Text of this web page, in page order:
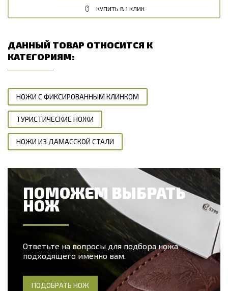
КУПИТЬ В 1 КЛИК
ДАННЫЙ ТОВАР ОТНОСИТСЯ К
КАТЕГОРИЯМ:
НОЖИ С ФИКСИРОВАННЫМ КЛИНКОМ
ТУРИСТИЧЕСКИЕ НОЖИ
НОЖИ ИЗ ДАМАССКОЙ СТАЛИ
ПОМОЖЕМ ВЫБРАТЬ
НОЖ
Ответьте на вопросы для подбора ножа
подходящего именно вам.
ПОДОБРАТЬ НОЖ